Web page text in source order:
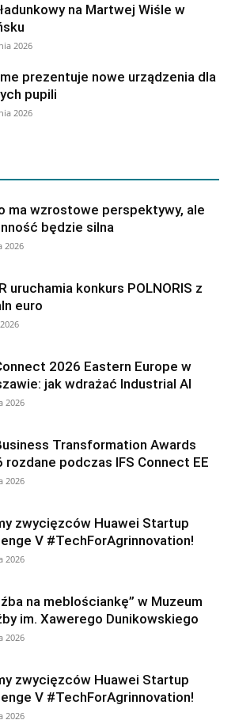
na Martwej Wiśle w
2026
prezentuje nowe urządzenia dla
pupili
2026
ma wzrostowe perspektywy, ale
będzie silna
2026
uruchamia konkurs POLNORIS z
euro
2026 Eastern Europe w
jak wdrażać Industrial AI
2026
Transformation Awards
rozdane podczas IFS Connect EE
2026
zwycięzców Huawei Startup
V #TechForAgrinnovation!
2026
na meblościankę” w Muzeum
im. Xawerego Dunikowskiego
2026
zwycięzców Huawei Startup
V #TechForAgrinnovation!
2026